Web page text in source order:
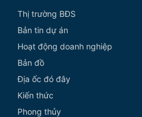
Thị trường BĐS
Bản tin dự án
Hoạt động doanh nghiệp
Bản đồ
Địa ốc đó đây
Kiến thức
Phong thủy